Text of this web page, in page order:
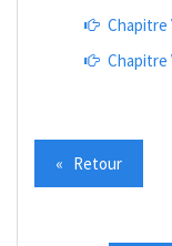
Chapitre
Chapitre
« Retour